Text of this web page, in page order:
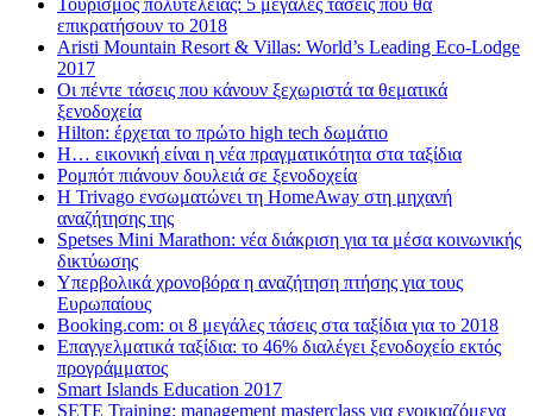
Τουρισμός πολυτελείας: 5 μεγάλες τάσεις που θα
επικρατήσουν το 2018
Aristi Mountain Resort & Villas: World’s Leading Eco-Lodge
2017
Οι πέντε τάσεις που κάνουν ξεχωριστά τα θεματικά
ξενοδοχεία
Hilton: έρχεται τo πρώτο high tech δωμάτιο
Η… εικονική είναι η νέα πραγματικότητα στα ταξίδια
Ρομπότ πιάνουν δουλειά σε ξενοδοχεία
Η Trivago ενσωματώνει τη HomeAway στη μηχανή
αναζήτησης της
Spetses Mini Marathon: νέα διάκριση για τα μέσα κοινωνικής
δικτύωσης
Υπερβολικά χρονοβόρα η αναζήτηση πτήσης για τους
Ευρωπαίους
Booking.com: οι 8 μεγάλες τάσεις στα ταξίδια για το 2018
Επαγγελματικά ταξίδια: το 46% διαλέγει ξενοδοχείο εκτός
προγράμματος
Smart Islands Education 2017
SETE Training: management masterclass για ενοικιαζόμενα